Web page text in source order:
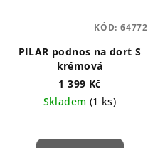
PILAR podnos na dort S
krémová
1 399 Kč
Skladem (1 ks)
KÓD: 64772